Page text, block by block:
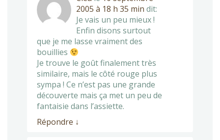
2005 à 18 h 35 min dit:
Je vais un peu mieux !
Enfin disons surtout
que je me lasse vraiment des
bouillies
Je trouve le goût finalement très
similaire, mais le côté rouge plus
sympa ! Ce n’est pas une grande
découverte mais ça met un peu de
fantaisie dans l’assiette.
Répondre ↓